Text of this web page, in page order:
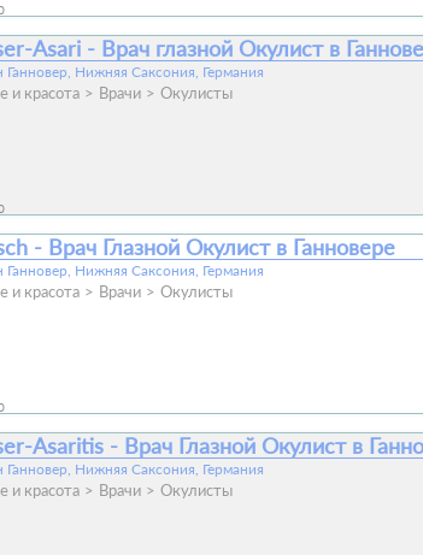
Asari - Врач глазной Окулист в
Ганновер, Нижняя Саксония, Германия
и красота Врачи Окулисты
- Врач Глазной Окулист в Ганновере
Ганновер, Нижняя Саксония, Германия
и красота Врачи Окулисты
Asaritis - Врач Глазной Окулист в
Ганновер, Нижняя Саксония, Германия
и красота Врачи Окулисты